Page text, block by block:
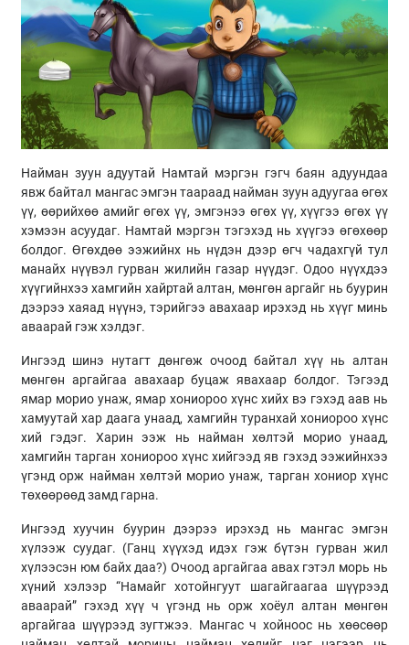
Найман зуун адуутай Намтай мэргэн гэгч баян адуундаа
явж байтал мангас эмгэн таараад найман зуун адуугаа өгөх
үү, өөрийхөө амийг өгөх үү, эмгэнээ өгөх үү, хүүгээ өгөх үү
хэмээн асуудаг. Намтай мэргэн тэгэхэд нь хүүгээ өгөхөөр
болдог. Өгөхдөө ээжийнх нь нүдэн дээр өгч чадахгүй тул
манайх нүүвэл гурван жилийн газар нүүдэг. Одоо нүүхдээ
хүүгийнхээ хамгийн хайртай алтан, мөнгөн аргайг нь буурин
дээрээ хаяад нүүнэ, тэрийгээ авахаар ирэхэд нь хүүг минь
аваарай гэж хэлдэг.
Ингээд шинэ нутагт дөнгөж очоод байтал хүү нь алтан
мөнгөн аргайгаа авахаар буцаж явахаар болдог. Тэгээд
ямар морио унаж, ямар хониороо хүнс хийх вэ гэхэд аав нь
хамуутай хар даага унаад, хамгийн туранхай хониороо хүнс
хий гэдэг. Харин ээж нь найман хөлтэй морио унаад,
хамгийн тарган хониороо хүнс хийгээд яв гэхэд ээжийнхээ
үгэнд орж найман хөлтэй морио унаж, тарган хониор хүнс
төхөөрөөд замд гарна.
Ингээд хуучин буурин дээрээ ирэхэд нь мангас эмгэн
хүлээж суудаг. (Ганц хүүхэд идэх гэж бүтэн гурван жил
хүлээсэн юм байх даа?) Очоод аргайгаа авах гэтэл морь нь
хүний хэлээр “Намайг хотойнгуут шагайгаагаа шүүрээд
аваарай” гэхэд хүү ч үгэнд нь орж хоёул алтан мөнгөн
аргайгаа шүүрээд зугтжээ. Мангас ч хойноос нь хөөсөөр